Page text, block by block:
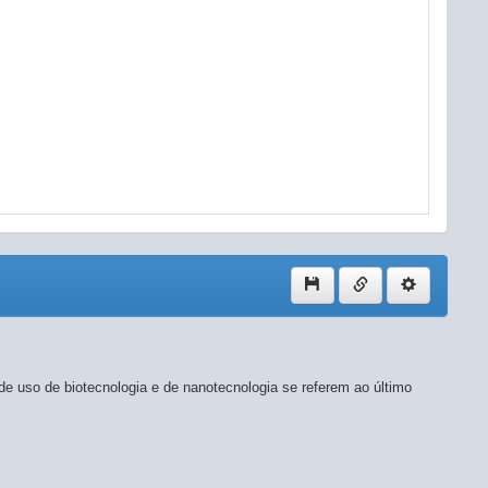
uso de biotecnologia e de nanotecnologia se referem ao último